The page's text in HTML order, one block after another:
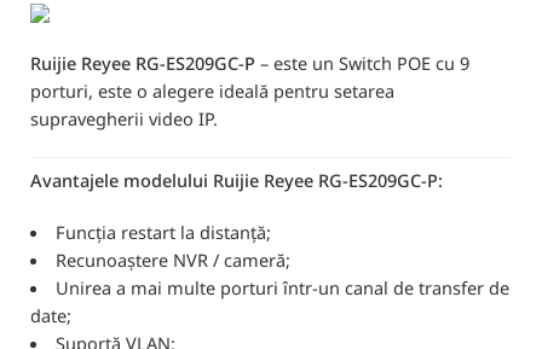
Ruijie Reyee RG-ES209GC-P – este un Switch POE cu 9
porturi, este o alegere ideală pentru setarea
supravegherii video IP.
Avantajele modelului Ruijie Reyee RG-ES209GC-P:
Funcția restart la distanță;
Recunoaștere NVR / cameră;
Unirea a mai multe porturi într-un canal de transfer de
date;
Suportă VLAN;